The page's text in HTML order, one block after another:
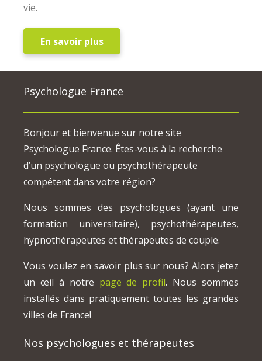
vie.
En savoir plus
Psychologue France
Bonjour et bienvenue sur notre site
Psychologue France. Êtes-vous à la recherche
d’un psychologue ou psychothérapeute
compétent dans votre région?
Nous sommes des psychologues (ayant une
formation universitaire), psychothérapeutes,
hypnothérapeutes et thérapeutes de couple.
Vous voulez en savoir plus sur nous? Alors jetez
un œil à notre page de profil. Nous sommes
installés dans pratiquement toutes les grandes
villes de France!
Nos psychologues et thérapeutes